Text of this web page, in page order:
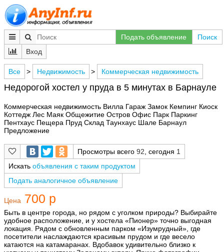
Подать объявление
Поиск
Вход
Все > Недвижимость > Коммерческая недвижимость
Недорогой хостел у пруда в 5 минутах в Барнауле
Коммерческая недвижимость Вилла Гараж Замок Кемпинг Киоск
Коттедж Лес Маяк Общежитие Остров Офис Парк Паркинг
Пентхаус Пещера Пруд Склад Таунхаус Шале Барнаул
Предложение
Просмотры всего 92 , сегодня 1
Искать объявления с таким продуктом
Подать аналогичное объявление
Цена 700 р
Быть в центре города, но рядом с уголком природы? Выбирайте
удобное расположение, и у хостела «Пионер» точно выгодная
локация. Рядом с обновленным парком «Изумрудный», где
посетители наслаждаются красивым прудом и где весело
катаются на катамаранах. Вдобавок удивительно близко к